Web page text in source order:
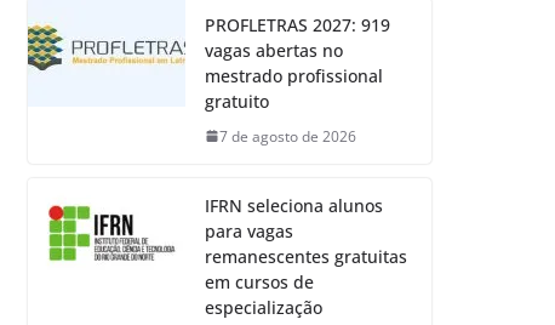
PROFLETRAS 2027: 919
vagas abertas no
mestrado profissional
gratuito
7 de agosto de 2026
IFRN seleciona alunos
para vagas
remanescentes gratuitas
em cursos de
especialização